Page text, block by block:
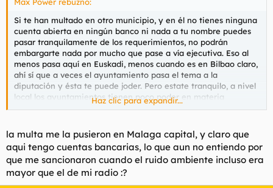
Si te han multado en otro municipio, y en él no tienes ninguna
cuenta abierta en ningún banco ni nada a tu nombre puedes
pasar tranquilamente de los requerimientos, no podrán
embargarte nada por mucho que pase a vía ejecutiva. Eso al
menos pasa aquí en Euskadi, menos cuando es en Bilbao claro,
ahí sí que a veces el ayuntamiento pasa el tema a la
diputación y ésta te puede joder. Pero estate tranquilo, a nivel
local los ayuntamientos tienen poco poder en materia
sancionadora.
Haz clic para expandir...
la multa me la pusieron en Malaga capital, y claro que
aqui tengo cuentas bancarias, lo que aun no entiendo por
que me sancionaron cuando el ruido ambiente incluso era
mayor que el de mi radio :?